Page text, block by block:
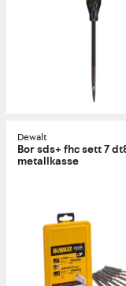
Dewalt
Bor sds+ fhc sett 7
metallkasse